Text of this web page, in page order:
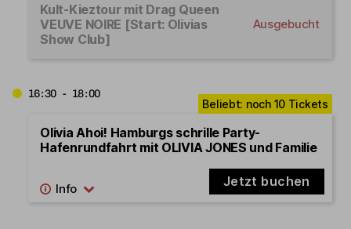
Kult-Kieztour mit Drag Queen
VEUVE NOIRE [Start: Olivias
Show Club]
Ausgebucht
16:30 - 18:00
Olivia Ahoi! Hamburgs schrille Party-
Hafenrundfahrt mit OLIVIA JONES und Familie
Jetzt buchen